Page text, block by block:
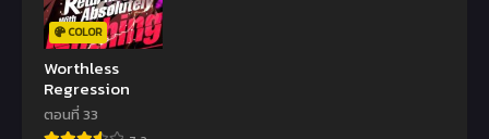
COLOR
Worthless
Regression
ตอนที่ 33